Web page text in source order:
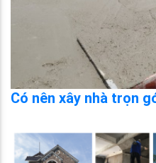
Có nên xây nhà trọn